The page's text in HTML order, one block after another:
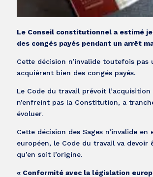
Le Conseil constitutionnel a estimé
des congés payés pendant un arrêt
Cette décision n’invalide toutefois
acquièrent bien des congés payés.
Le Code du travail prévoit
n’enfreint pas la Constitution, a
évoluer.
Cette décision des Sages n’invalide
européen, le Code du travail va devoir
qu’en soit l’origine.
« Conformité avec la législation